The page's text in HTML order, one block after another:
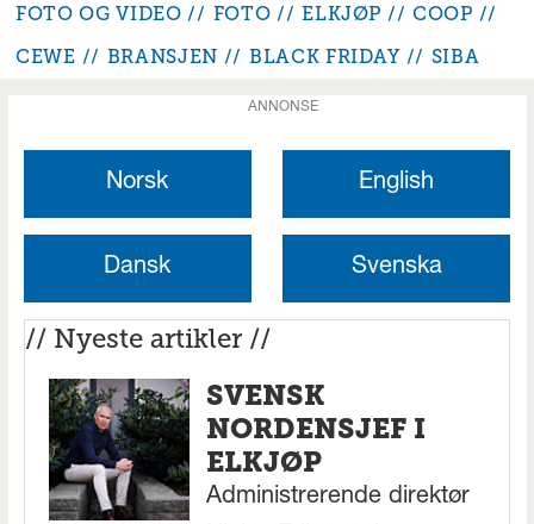
FOTO OG VIDEO
FOTO ELKJØP
COOP
CEWE
BRANSJEN BLACK FRIDAY SIBA
ANNONSE
Norsk English
Dansk Svenska
// Nyeste artikler //
SVENSK
NORDENSJEF I
ELKJØP
Administrerende direktør